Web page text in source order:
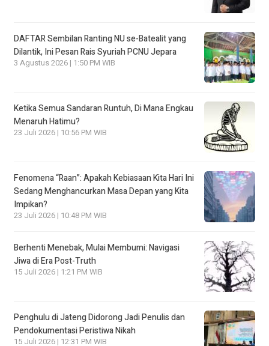
DAFTAR Sembilan Ranting NU se-Batealit yang
Dilantik, Ini Pesan Rais Syuriah PCNU Jepara
3 Agustus 2026 | 1:50 PM WIB
Ketika Semua Sandaran Runtuh, Di Mana Engkau
Menaruh Hatimu?
23 Juli 2026 | 10:56 PM WIB
Fenomena “Raan”: Apakah Kebiasaan Kita Hari Ini
Sedang Menghancurkan Masa Depan yang Kita
Impikan?
23 Juli 2026 | 10:48 PM WIB
Berhenti Menebak, Mulai Membumi: Navigasi
Jiwa di Era Post-Truth
15 Juli 2026 | 1:21 PM WIB
Penghulu di Jateng Didorong Jadi Penulis dan
Pendokumentasi Peristiwa Nikah
15 Juli 2026 | 12:31 PM WIB